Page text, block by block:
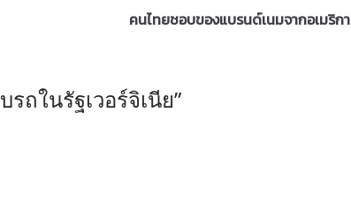
คนไทยชอบของแบรนด์เนมจากอเมริกา
ถในรัฐเวอร์จิเนีย”